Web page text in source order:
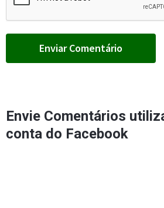
Envie Comentários
conta do Facebook